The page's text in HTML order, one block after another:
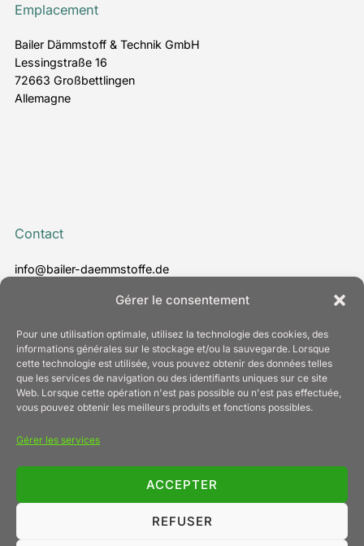
Gérer le consentement
Pour une utilisation optimale, utilisez la technologie des cookies, des
informations générales sur le stockage et/ou la sauvegarde. Lorsque
cette technologie est utilisée, vous pouvez obtenir des données telles
que les services de navigation ou des identifiants uniques sur ce site
Web. Lorsque cette opération n'est pas possible ou n'est pas effectuée,
vous pouvez obtenir les meilleurs produits et fonctions possibles.
Gérer les services
ACCEPTER
REFUSER
Emplacement
Bailer Dämmstoff & Technik GmbH
Lessingstraße 16
72663 Großbettlingen
Allemagne
Contact
info@bailer-daemmstoffe.de
T. +49 7022 24 30 - 0
Information
Protection des données
Conditions générales de vente
Contact